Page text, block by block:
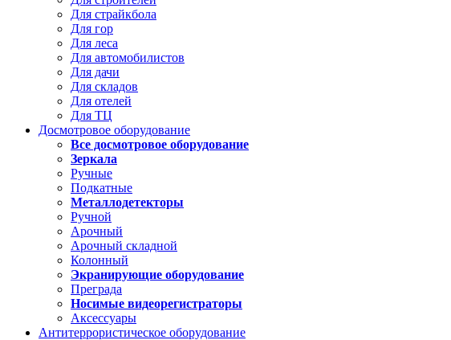
Для страйкбола
Для гор
Для леса
Для автомобилистов
Для дачи
Для складов
Для отелей
Для ТЦ
Досмотровое оборудование
Все досмотровое оборудование
Зеркала
Ручные
Подкатные
Металлодетекторы
Ручной
Арочный
Арочный складной
Колонный
Экранирующие оборудование
Преграда
Носимые видеорегистраторы
Аксессуары
Антитеррористическое оборудование